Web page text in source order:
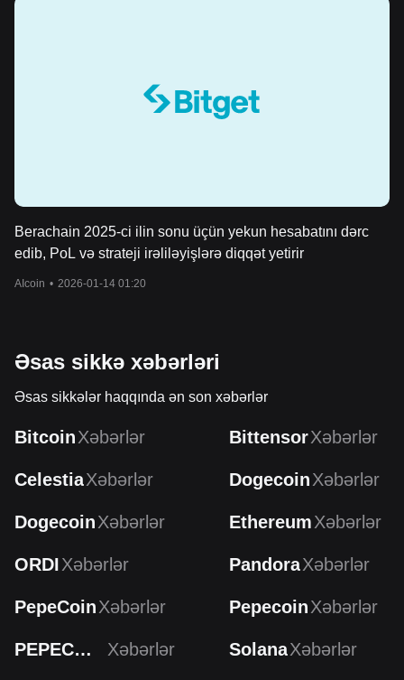
Berachain 2025-ci ilin sonu üçün yekun hesabatını dərc
edib, PoL və strateji irəliləyişlərə diqqət yetirir
AIcoin • 2026-01-14 01:20
Əsas sikkə xəbərləri
Əsas sikkələr haqqında ən son xəbərlər
BitcoinXəbərlər BittensorXəbərlər
CelestiaXəbərlər DogecoinXəbərlər
DogecoinXəbərlər EthereumXəbərlər
ORDIXəbərlər PandoraXəbərlər
PepeCoinXəbərlər PepecoinXəbərlər
PEPECOIN Xəbərlər SolanaXəbərlər